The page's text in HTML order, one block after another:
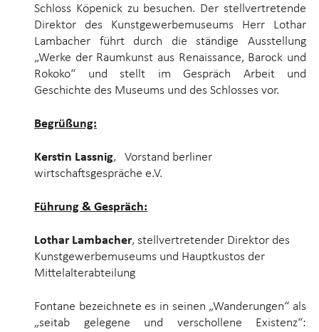
Schloss Köpenick zu besuchen. Der stellvertretende
Direktor des Kunstgewerbemuseums Herr Lothar
Lambacher führt durch die ständige Ausstellung
„Werke der Raumkunst aus Renaissance, Barock und
Rokoko“ und stellt im Gespräch Arbeit und
Geschichte des Museums und des Schlosses vor.
Begrüßung:
Kerstin Lassnig, Vorstand berliner
wirtschaftsgespräche e.V.
Führung & Gespräch:
Lothar Lambacher, stellvertretender Direktor des
Kunstgewerbemuseums und Hauptkustos der
Mittelalterabteilung
Fontane bezeichnete es in seinen „Wanderungen“ als
„seitab gelegene und verschollene Existenz“: